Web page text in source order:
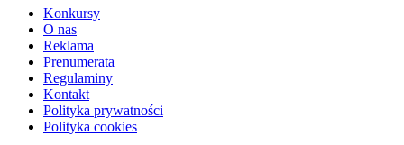
Konkursy
O nas
Reklama
Prenumerata
Regulaminy
Kontakt
Polityka prywatności
Polityka cookies